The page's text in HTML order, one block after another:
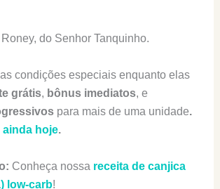
do Senhor Tanquinho.
condições especiais enquanto elas
grátis, bônus imediatos, e
para mais de uma unidade.
ainda hoje.
Conheça nossa receita de canjica
low-carb!